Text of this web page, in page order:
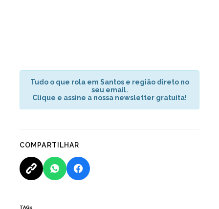
Tudo o que rola em Santos e região direto no
seu email.
Clique e assine a nossa newsletter gratuita!
COMPARTILHAR
TAGs